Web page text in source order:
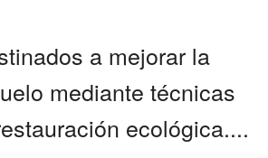
a mejorar la
mediante técnicas
ecológica....